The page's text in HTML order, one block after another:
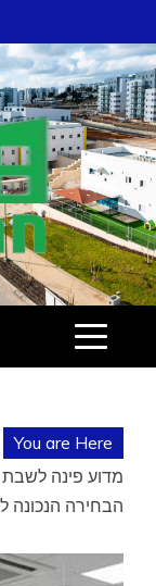
to
content
עמוד הבית
You are Here
מדוע פינה
הבחירה הנכונה